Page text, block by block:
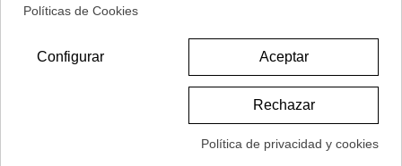
reduciendo y mejorando el campo de cancerización cutáneo subclínico (el
subclínicas no visibles todavía, que puede estar rodeando a cada queratosis
actínica).
Políticas de Cookies
Aceptar
Rechazar
Configurar
Política de privacidad y cookies